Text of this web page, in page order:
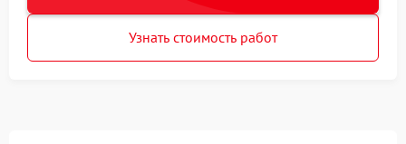
Узнать стоимость работ